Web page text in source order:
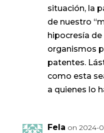
situación, la
de nuestro
hipocresía
organismos
patentes.
como esta
a quienes lo
Fela on 2024-